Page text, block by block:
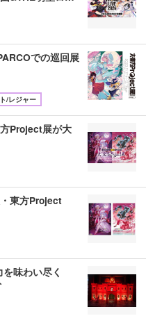
での巡回展
/レジャー
Project展が大
東方Project
味わい尽く